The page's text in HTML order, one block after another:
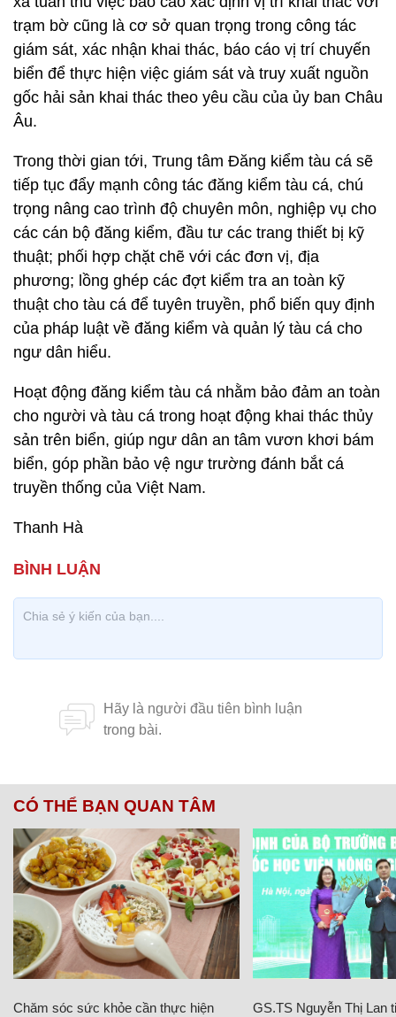
trạm bờ cũng là cơ sở quan trọng trong công tác
giám sát, xác nhận khai thác, báo cáo vị trí chuyến
biển để thực hiện việc giám sát và truy xuất nguồn
gốc hải sản khai thác theo yêu cầu của ủy ban Châu
Âu.
Trong thời gian tới, Trung tâm Đăng kiểm tàu cá sẽ
tiếp tục đẩy mạnh công tác đăng kiểm tàu cá, chú
trọng nâng cao trình độ chuyên môn, nghiệp vụ cho
các cán bộ đăng kiểm, đầu tư các trang thiết bị kỹ
thuật; phối hợp chặt chẽ với các đơn vị, địa
phương; lồng ghép các đợt kiểm tra an toàn kỹ
thuật cho tàu cá để tuyên truyền, phổ biến quy định
của pháp luật về đăng kiểm và quản lý tàu cá cho
ngư dân hiểu.
Hoạt động đăng kiểm tàu cá nhằm bảo đảm an toàn
cho người và tàu cá trong hoạt động khai thác thủy
sản trên biển, giúp ngư dân an tâm vươn khơi bám
biển, góp phần bảo vệ ngư trường đánh bắt cá
truyền thống của Việt Nam.
Thanh Hà
CÓ THỂ BẠN QUAN TÂM
Chăm sóc sức khỏe cần thực hiện
GS.TS Nguyễn Thị Lan